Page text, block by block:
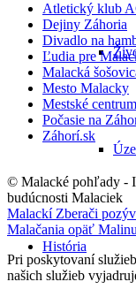
História
Atletický klub
Dejiny Záhoria
Divadlo na
Ľudia pre
Malacká
Mesto Malacky
Mestské
Počasie na
Záhorí.sk
© Malacké pohľady -
budúcnosti Malaciek
Malackí Zberači
Malačania opäť
Pri poskytovaní
našich služieb